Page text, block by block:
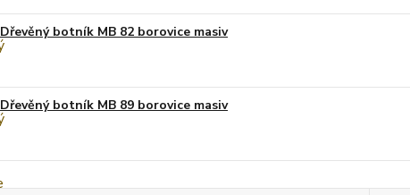
Dřevěný botník MB 82 borovice masiv
Dřevěný botník MB 89 borovice masiv